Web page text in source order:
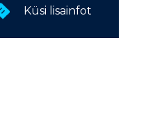
Küsi lisainfot